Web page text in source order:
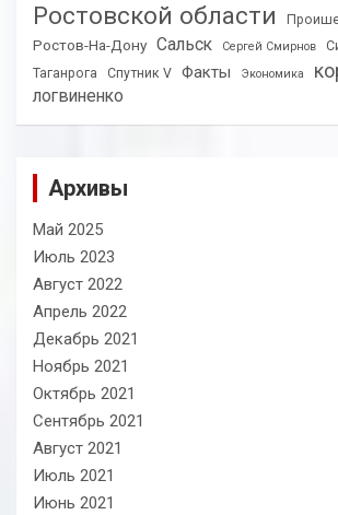
Ростовской области
Ростов-На-Дону Сальск Сергей Смирнов
Таганрога
Спутник V Факты Экономика
логвиненко
Архивы
Май 2025
Июль 2023
Август 2022
Апрель 2022
Декабрь 2021
Ноябрь 2021
Октябрь 2021
Сентябрь 2021
Август 2021
Июль 2021
Июнь 2021